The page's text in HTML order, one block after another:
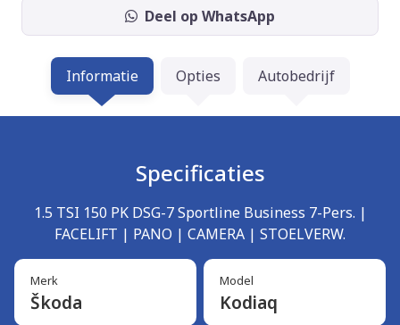
Deel op WhatsApp
Informatie Opties Autobedrijf
Specificaties
1.5 TSI 150 PK DSG-7 Sportline Business 7-Pers. |
FACELIFT | PANO | CAMERA | STOELVERW.
Merk
Škoda
Model
Kodiaq